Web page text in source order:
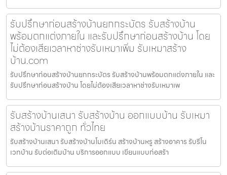
รับปรึกษาก่อนสร้างบ้านยกกระบัตร รับสร้างบ้าน
พร้อมตกแต่งภายใน และรับปรึกษาก่อนสร้างบ้าน โดย
ไม่ต้องเสียเวลาหาช่างรับเหมาเพิ่ม รับเหมาสร้าง
บ้าน.com
รับปรึกษาก่อนสร้างบ้านยกกระบัตร รับสร้างบ้านพร้อมตกแต่งภายใน และ
รับปรึกษาก่อนสร้างบ้าน โดยไม่ต้องเสียเวลาหาช่างรับเหมาเพ
รับสร้างบ้านเสนา รับสร้างบ้าน ออกแบบบ้าน รับเหมา
สร้างบ้านราคาถูก ทั่วไทย
รับสร้างบ้านเสนา รับสร้างบ้านโมเดิร์น สร้างบ้านหรู สร้างอาคาร รับรีโน
เวทบ้าน รับต่อเติมบ้าน บริการออกแบบ เขียนแบบก่อสร้า